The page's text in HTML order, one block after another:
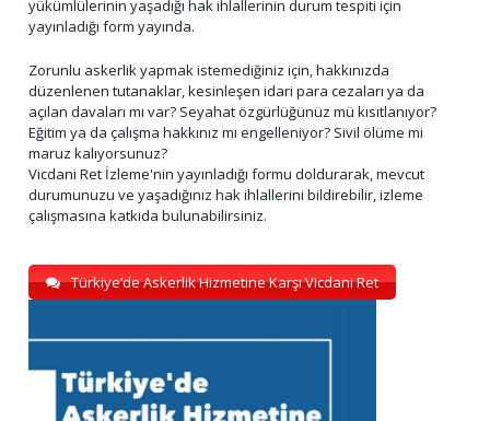
yükümlülerinin yaşadığı hak ihlallerinin durum tespiti için
yayınladığı form yayında.
Zorunlu askerlik yapmak istemediğiniz için, hakkınızda
düzenlenen tutanaklar, kesinleşen idari para cezaları ya da
açılan davaları mı var? Seyahat özgürlüğünüz mü kısıtlanıyor?
Eğitim ya da çalışma hakkınız mı engelleniyor? Sivil ölüme mi
maruz kalıyorsunuz?
Vicdani Ret İzleme'nin yayınladığı formu doldurarak, mevcut
durumunuzu ve yaşadığınız hak ihlallerini bildirebilir, izleme
çalışmasına katkıda bulunabilirsiniz.
Türkiye’de Askerlik Hizmetine Karşı Vicdani Ret